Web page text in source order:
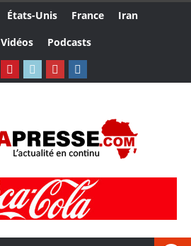
États-Unis France
Iran
Vidéos Podcasts